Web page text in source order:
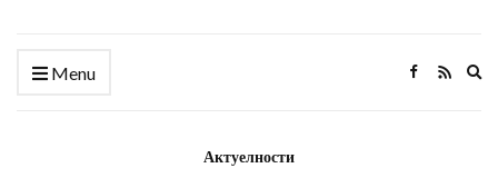
Menu
Актуелности